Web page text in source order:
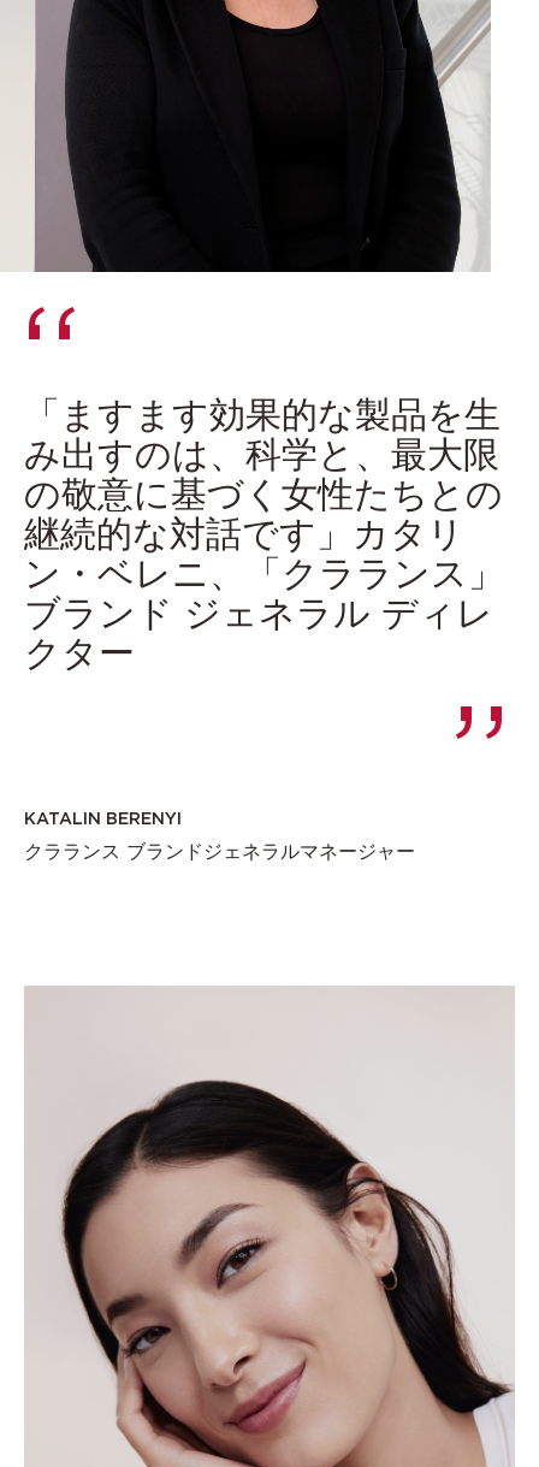
「ますます効果的な製品を生
み出すのは、科学と、最大限
の敬意に基づく女性たちとの
継続的な対話です」カタリ
ン・ベレニ、「クラランス」
ブランド ジェネラル ディレ
クター
KATALIN BERENYI
クラランス ブランドジェネラルマネージャー